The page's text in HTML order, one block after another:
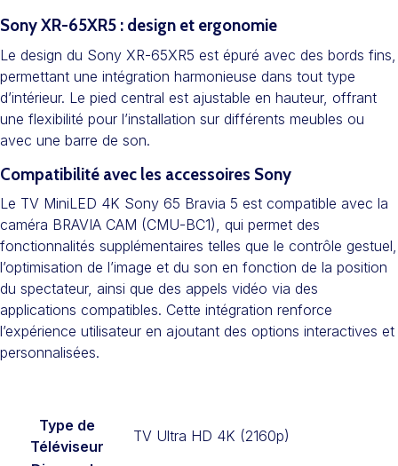
Sony XR-65XR5 : design et ergonomie
Le design du Sony XR-65XR5 est épuré avec des bords fins,
permettant une intégration harmonieuse dans tout type
d’intérieur. Le pied central est ajustable en hauteur, offrant
une flexibilité pour l’installation sur différents meubles ou
avec une barre de son.
Compatibilité avec les accessoires Sony
Le TV MiniLED 4K Sony 65 Bravia 5 est compatible avec la
caméra BRAVIA CAM (CMU-BC1), qui permet des
fonctionnalités supplémentaires telles que le contrôle gestuel,
l’optimisation de l’image et du son en fonction de la position
du spectateur, ainsi que des appels vidéo via des
applications compatibles. Cette intégration renforce
l’expérience utilisateur en ajoutant des options interactives et
personnalisées.
Type de
Téléviseur
TV Ultra HD 4K (2160p)